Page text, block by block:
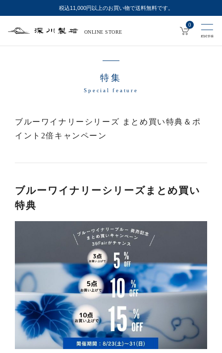
税込11,000円以上のお買い物で送料無料です。
深
製
ONLINE STORE
0
特集
Special feature
ブルーワイナリーシリーズ まとめ買い特典＆ポ
イント2倍キャンペーン
ブルーワイナリーシリーズまとめ買い
特典